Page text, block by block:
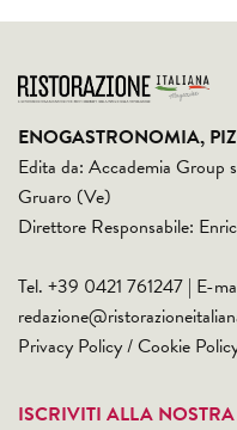
ENOGASTRONOMIA,
Edita da: Accademia
Gruaro (Ve)
Direttore Responsabile:
Tel. +39 0421 761247 | E-
Privacy Policy/Cookie
ISCRIVITI ALLA NOSTRA